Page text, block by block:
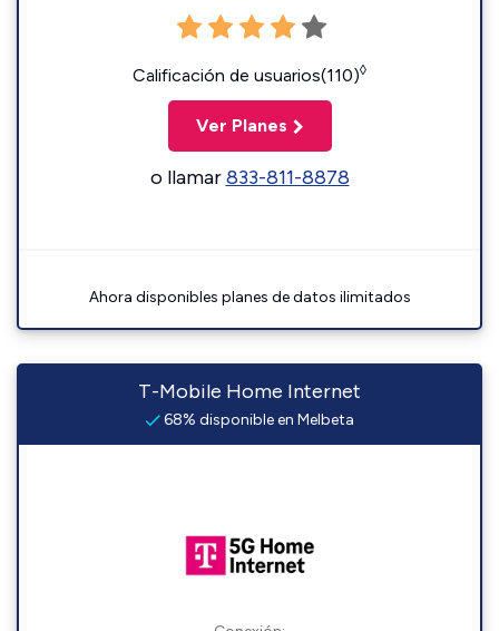
Calificación de usuarios(110)◊
Ver Planes
o llamar833-811-8878
Ahora disponibles planes de datos ilimitados
T-Mobile Home Internet
68% disponible en Melbeta